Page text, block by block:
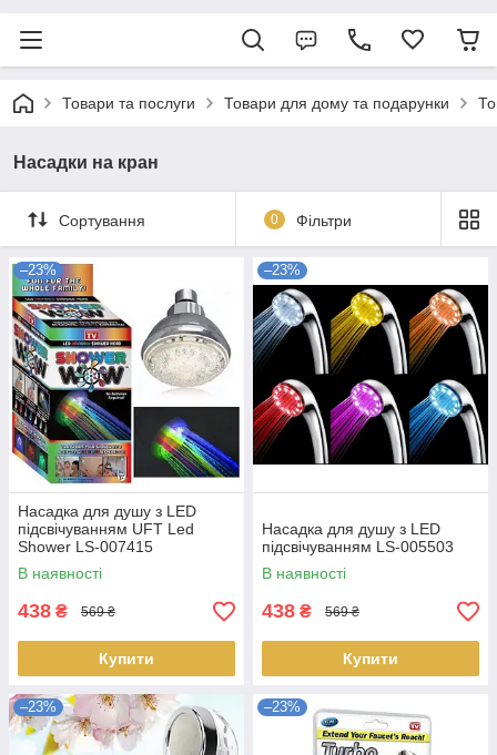
Товари та послуги Товари для дому та подарунки
Насадки на кран
Сортування 0 Фільтри
–23%
Насадка для душу з LED
підсвічуванням UFT Led
Shower LS-007415
В наявності
438 ₴ 569 ₴
Купити
–23%
Насадка для душу з LED
підсвічуванням LS-005503
В наявності
438 ₴ 569 ₴
Купити
–23% –23%